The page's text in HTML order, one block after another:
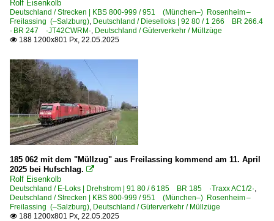
Rolf Eisenkolb
Deutschland / Strecken | KBS 800-999 / 951 (München–) Rosenheim –
Freilassing (–Salzburg), Deutschland / Dieselloks | 92 80 / 1 266 BR 266.4
· BR 247 ·JT42CWRM·, Deutschland / Güterverkehr / Müllzüge
 188 1200x801 Px, 22.05.2025
185 062 mit dem "Müllzug" aus Freilassing kommend am 11. April
2025 bei Hufschlag. 
Rolf Eisenkolb
Deutschland / E-Loks | Drehstrom | 91 80 / 6 185 BR 185 ·Traxx AC1/2·,
Deutschland / Strecken | KBS 800-999 / 951 (München–) Rosenheim –
Freilassing (–Salzburg), Deutschland / Güterverkehr / Müllzüge
 188 1200x801 Px, 22.05.2025